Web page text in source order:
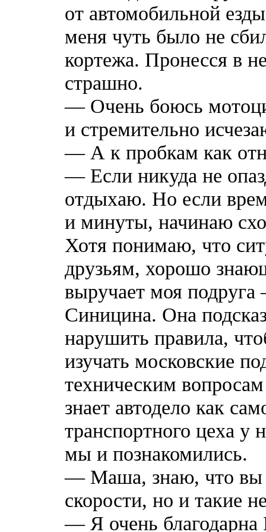
от автомобильной
меня чуть было не
кортежа. Пронесся в
страшно.
— Очень боюсь
и стремительно
— А к пробкам как
— Если никуда не
отдыхаю. Но если
и минуты, начинаю
Хотя понимаю, что
друзьям, хорошо
выручает моя
Синицина. Она
нарушить правила,
изучать московские
техническим
знает автодело как
транспортного цеха у
мы и познакомились.
— Маша, знаю, что вы
скорости, но и такие
— Я очень